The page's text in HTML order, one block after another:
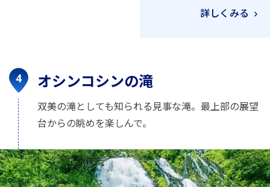
詳しくみる
オシンコシンの滝
双美の滝としても知られる見事な滝。最上部の展望
台からの眺めを楽しんで。